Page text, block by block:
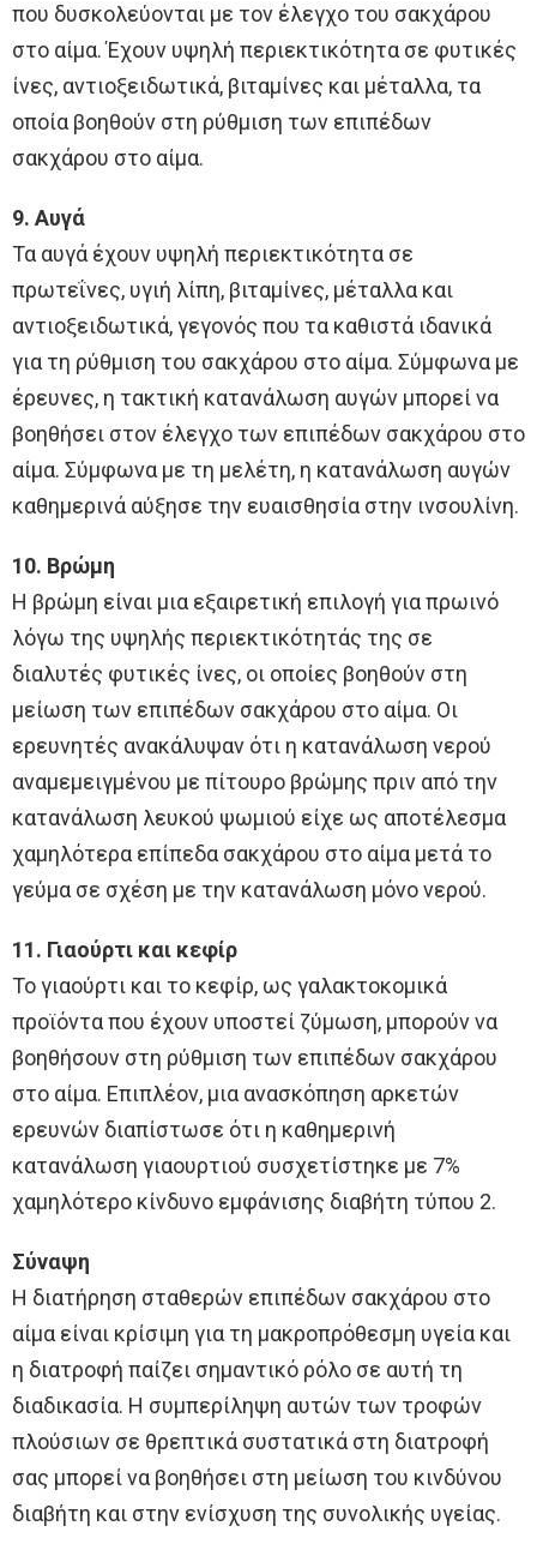
που δυσκολεύονται με τον έλεγχο του σακχάρου
στο αίμα. Έχουν υψηλή περιεκτικότητα σε φυτικές
ίνες, αντιοξειδωτικά, βιταμίνες και μέταλλα, τα
οποία βοηθούν στη ρύθμιση των επιπέδων
σακχάρου στο αίμα.
9. Αυγά
Τα αυγά έχουν υψηλή περιεκτικότητα σε
πρωτεΐνες, υγιή λίπη, βιταμίνες, μέταλλα και
αντιοξειδωτικά, γεγονός που τα καθιστά ιδανικά
για τη ρύθμιση του σακχάρου στο αίμα. Σύμφωνα με
έρευνες, η τακτική κατανάλωση αυγών μπορεί να
βοηθήσει στον έλεγχο των επιπέδων σακχάρου στο
αίμα. Σύμφωνα με τη μελέτη, η κατανάλωση αυγών
καθημερινά αύξησε την ευαισθησία στην ινσουλίνη.
10. Βρώμη
Η βρώμη είναι μια εξαιρετική επιλογή για πρωινό
λόγω της υψηλής περιεκτικότητάς της σε
διαλυτές φυτικές ίνες, οι οποίες βοηθούν στη
μείωση των επιπέδων σακχάρου στο αίμα. Οι
ερευνητές ανακάλυψαν ότι η κατανάλωση νερού
αναμεμειγμένου με πίτουρο βρώμης πριν από την
κατανάλωση λευκού ψωμιού είχε ως αποτέλεσμα
χαμηλότερα επίπεδα σακχάρου στο αίμα μετά το
γεύμα σε σχέση με την κατανάλωση μόνο νερού.
11. Γιαούρτι και κεφίρ
Το γιαούρτι και το κεφίρ, ως γαλακτοκομικά
προϊόντα που έχουν υποστεί ζύμωση, μπορούν να
βοηθήσουν στη ρύθμιση των επιπέδων σακχάρου
στο αίμα. Επιπλέον, μια ανασκόπηση αρκετών
ερευνών διαπίστωσε ότι η καθημερινή
κατανάλωση γιαουρτιού συσχετίστηκε με 7%
χαμηλότερο κίνδυνο εμφάνισης διαβήτη τύπου 2.
Σύναψη
Η διατήρηση σταθερών επιπέδων σακχάρου στο
αίμα είναι κρίσιμη για τη μακροπρόθεσμη υγεία και
η διατροφή παίζει σημαντικό ρόλο σε αυτή τη
διαδικασία. Η συμπερίληψη αυτών των τροφών
πλούσιων σε θρεπτικά συστατικά στη διατροφή
σας μπορεί να βοηθήσει στη μείωση του κινδύνου
διαβήτη και στην ενίσχυση της συνολικής υγείας.